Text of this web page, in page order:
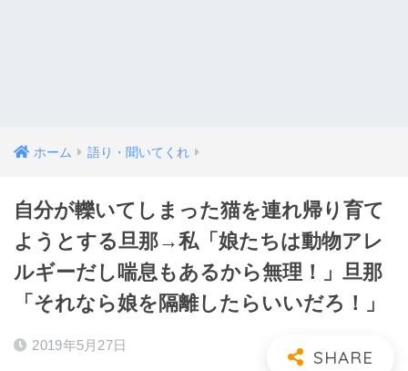
ホーム 語り・聞いてくれ
自分が轢いてしまった猫を連れ帰り育て
ようとする旦那→私「娘たちは動物アレ
ルギーだし喘息もあるから無理！」旦那
「それなら娘を隔離したらいいだろ！」
2019年5月27日